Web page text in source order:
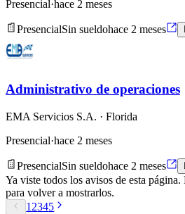
Presencial·hace 2 meses
PresencialSin sueldohace 2 meses
Administrativo de operaciones
EMA Servicios S.A. · Florida
Presencial·hace 2 meses
PresencialSin sueldohace 2 meses
Ya viste todos los avisos de esta
para volver a mostrarlos.
1 2345